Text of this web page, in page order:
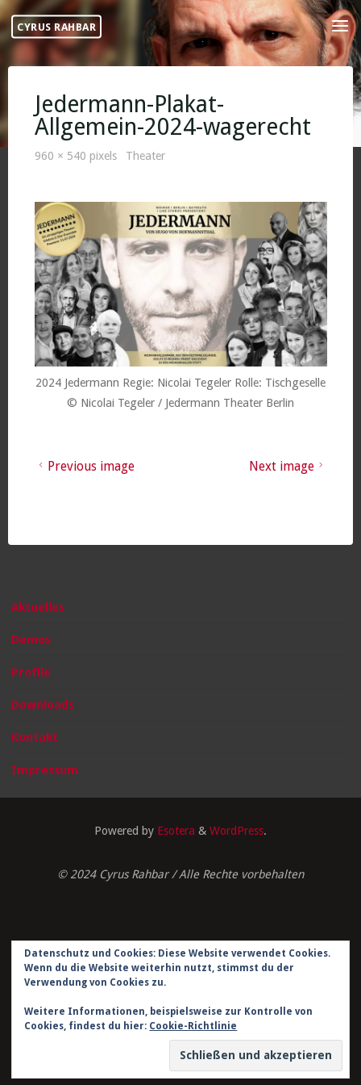
Skip
content
CYRUS RAHBAR
Jedermann-Plakat-
Allgemein-2024-wagerecht
Full
960 × 540 pixels Theater
2024 Jedermann Regie: Nicolai Tegeler Rolle: Tischgeselle
© Nicolai Tegeler / Jedermann Theater Berlin
Previous image Next image
Aktuelles
Demos
Profile
Downloads
Kontakt
Impressum
Powered by Esotera & WordPress.
© 2024 Cyrus Rahbar / Alle Rechte vorbehalten
Impressum
Kontakt
Datenschutz und Cookies: Diese Website verwendet Cookies.
Wenn du die Website weiterhin nutzt, stimmst du der
Verwendung von Cookies zu.
Weitere Informationen, beispielsweise zur Kontrolle von
Cookies, findest du hier: Cookie-Richtlinie